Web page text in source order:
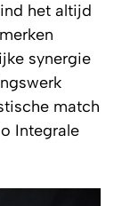
het altijd
synergie
match
Integrale